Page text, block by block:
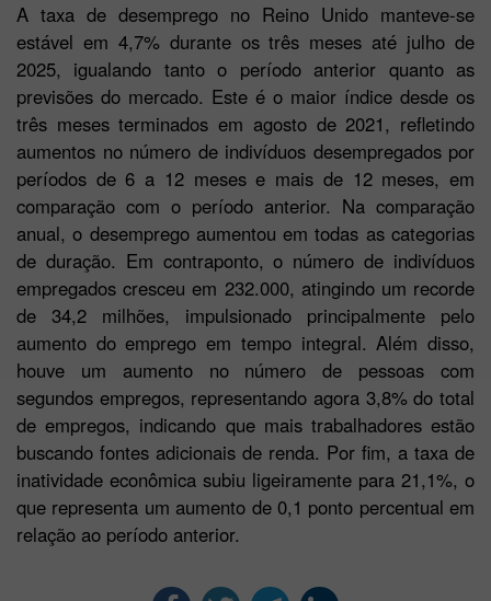
A taxa de desemprego no Reino Unido manteve-se
estável em 4,7% durante os três meses até julho de
2025, igualando tanto o período anterior quanto as
previsões do mercado. Este é o maior índice desde os
três meses terminados em agosto de 2021, refletindo
aumentos no número de indivíduos desempregados por
períodos de 6 a 12 meses e mais de 12 meses, em
comparação com o período anterior. Na comparação
anual, o desemprego aumentou em todas as categorias
de duração. Em contraponto, o número de indivíduos
empregados cresceu em 232.000, atingindo um recorde
de 34,2 milhões, impulsionado principalmente pelo
aumento do emprego em tempo integral. Além disso,
houve um aumento no número de pessoas com
segundos empregos, representando agora 3,8% do total
de empregos, indicando que mais trabalhadores estão
buscando fontes adicionais de renda. Por fim, a taxa de
inatividade econômica subiu ligeiramente para 21,1%, o
que representa um aumento de 0,1 ponto percentual em
relação ao período anterior.